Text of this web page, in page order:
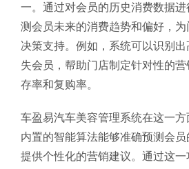
一。通过对会员的历史消费数据
测会员未来的消费趋势和偏好，
决策支持。例如，系统可以识别
失会员，帮助门店制定针对性的
存率和复购率。
车盈易汽车美容管理系统在这一
内置的智能算法能够准确预测会
提供个性化的营销建议。通过这